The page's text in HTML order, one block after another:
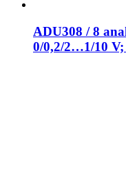
ADU308 / 8
0/0,2/2…1/10